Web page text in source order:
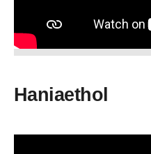
Haniaethol